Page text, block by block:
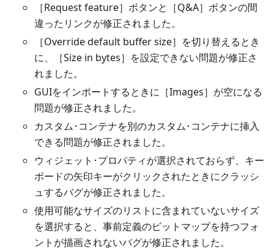
［Request feature］ボタンと［Q&A］ボタンの間
違ったリンクが修正されました。
［Override default buffer size］を切り替えるとき
に、［Size in bytes］を設定できない問題が修正さ
れました。
GUIをインポートするときに［Images］が空になる
問題が修正されました。
カスタム･コンテナを別のカスタム･コンテナに挿入
できる問題が修正されました。
ウィジェット･プロパティが選択されておらず、キー
ボードの矢印キーがクリックされたときにクラッシ
ュするバグが修正されました。
使用可能なサイズのリストに含まれていないサイズ
を選択すると、事前定義のビットマップを持つフォ
ントが描画されないバグが修正されました。